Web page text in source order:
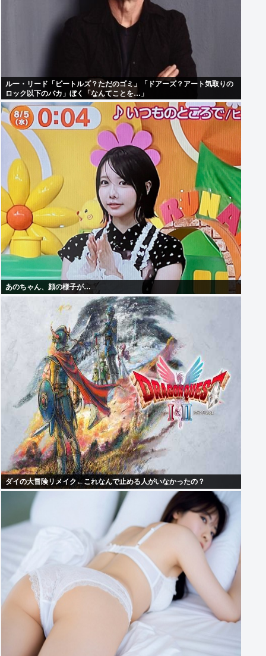
ルー・リード「ビートルズ？ただのゴミ」「ドアーズ？アート気取りの
ロック以下のバカ」ぼく「なんてことを…」
あのちゃん、顔の様子が…
ダイの大冒険リメイク←これなんで止める人がいなかったの？